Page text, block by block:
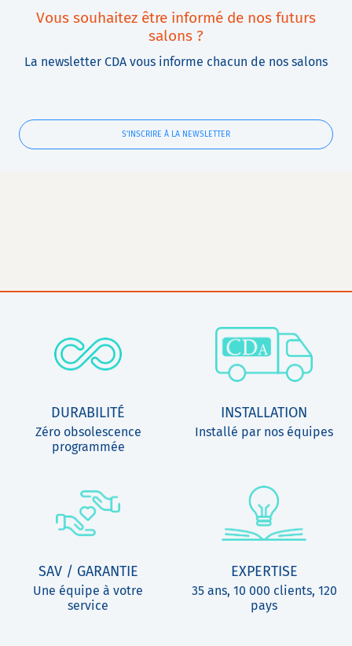
Vous souhaitez être informé de nos futurs
salons ?
La newsletter CDA vous informe chacun de nos salons
S'INSCRIRE À LA NEWSLETTER
DURABILITÉ
Zéro obsolescence
programmée
INSTALLATION
Installé par nos équipes
SAV / GARANTIE
Une équipe à votre
service
EXPERTISE
35 ans, 10 000 clients, 120
pays